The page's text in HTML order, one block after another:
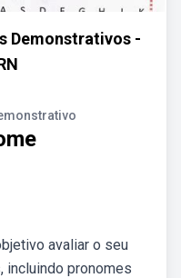
Demonstrativos -
avaliar o seu
incluindo pronomes